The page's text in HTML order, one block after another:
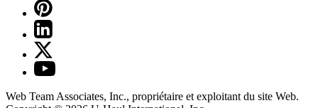
Web Team Associates, Inc., propriétaire et exploitant du site Web.